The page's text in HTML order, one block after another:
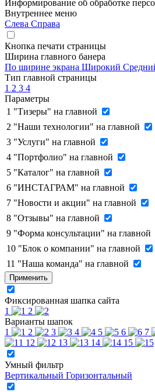
Информирование об обработке
Внутреннее меню
Слева Справа
Кнопка печати страницы
Ширина главного банера
По ширине экрана Широкий
Тип главной страницы
1 2 3 4
Параметры
1 "Тизеры" на главной
2 "Наши технологии" на главной
3 "Услуги" на главной
4 "Портфолио" на главной
5 "Каталог" на главной
6 "ИНСТАГРАМ" на главной
7 "Новости и акции" на главной
8 "Отзывы" на главной
9 "Форма консультации" на главной
10 "Блок о компании" на главной
11 "Наша команда" на главной
Применить
Фиксированная шапка сайта
1
2
Варианты шапок
1
2 3 4 5 6 7
12
13 14 15
Умный фильтр
Вертикальный Горизонтальный